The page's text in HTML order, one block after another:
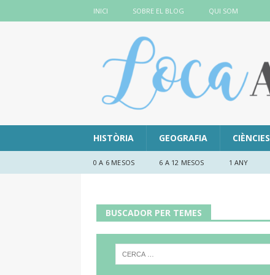
INICI SOBRE EL BLOG QUI SOM
HISTÒRIA GEOGRAFIA CIÈNCIES
0 A 6 MESOS 6 A 12 MESOS 1 ANY
BUSCADOR PER TEMES